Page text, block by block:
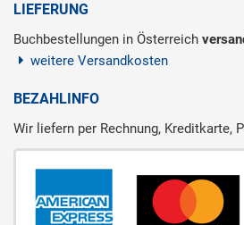
LIEFERUNG
Buchbestellungen in Österreich
weitere Versandkosten
BEZAHLINFO
Wir liefern per Rechnung, Kreditkarte,